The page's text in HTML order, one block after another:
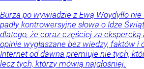
Burza po wywiadzie z Ewą Woydyłło
padły kontrowersyjne słowa o Idze
dlatego, że coraz częściej za
opinie wygłaszane bez wiedzy, faktów i
Internet od dawna premiuje nie tych,
lecz tych, którzy mówią najgłośniej.